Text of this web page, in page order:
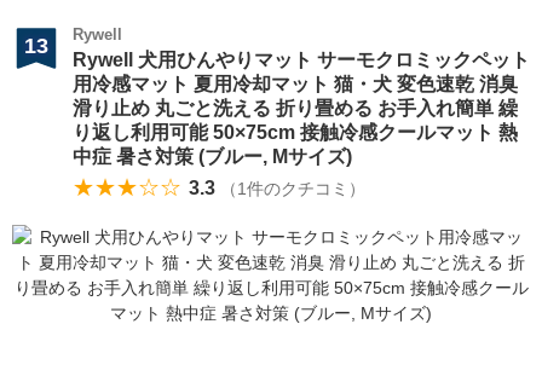
13 Rywell
Rywell 犬用ひんやりマット サーモクロミックペット
用冷感マット 夏用冷却マット 猫・犬 変色速乾 消臭
滑り止め 丸ごと洗える 折り畳める お手入れ簡単 繰
り返し利用可能 50×75cm 接触冷感クールマット 熱
中症 暑さ対策 (ブルー, Mサイズ)
★★★☆☆ 3.3 （1件のクチコミ）